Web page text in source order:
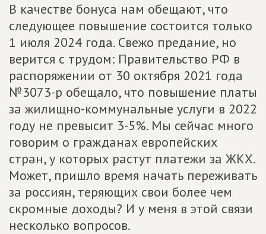
В качестве бонуса нам обещают, что
следующее повышение состоится только
1 июля 2024 года. Свежо предание, но
верится с трудом: Правительство РФ в
распоряжении от 30 октября 2021 года
№3073-р обещало, что повышение платы
за жилищно-коммунальные услуги в 2022
году не превысит 3-5%. Мы сейчас много
говорим о гражданах европейских
стран, у которых растут платежи за ЖКХ.
Может, пришло время начать переживать
за россиян, теряющих свои более чем
скромные доходы? И у меня в этой связи
несколько вопросов.